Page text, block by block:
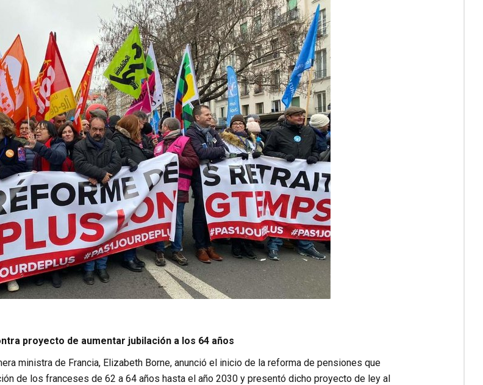
proyecto de aumentar jubilación a los 64 años
ministra de Francia, Elizabeth Borne, anunció el inicio de la reforma de pensiones que
de los franceses de 62 a 64 años hasta el año 2030 y presentó dicho proyecto de ley al